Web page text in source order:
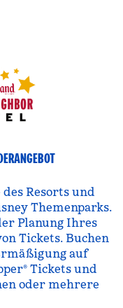
Resorts und
Themenparks.
Planung Ihres
Tickets. Buchen
auf
Tickets und
oder mehrere